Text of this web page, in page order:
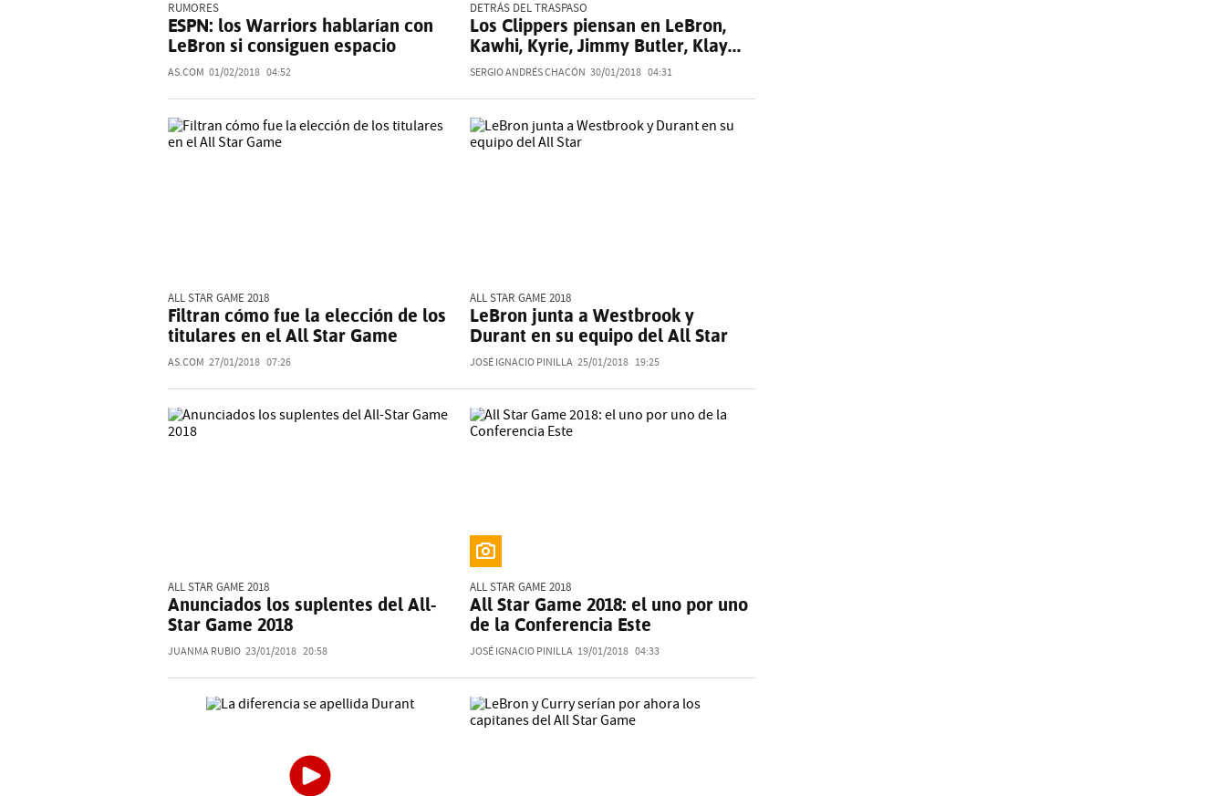
RUMORES
ESPN: los Warriors hablarían con
LeBron si consiguen espacio
AS.COM 01/02/2018 04:52
DETRÁS DEL TRASPASO
Los Clippers piensan en LeBron,
Kawhi, Kyrie, Jimmy Butler, Klay...
SERGIO ANDRÉS CHACÓN 30/01/2018 04:31
ALL STAR GAME 2018
Filtran cómo fue la elección de los
titulares en el All Star Game
AS.COM 27/01/2018 07:26
ALL STAR GAME 2018
LeBron junta a Westbrook y
Durant en su equipo del All Star
JOSÉ IGNACIO PINILLA 25/01/2018 19:25
ALL STAR GAME 2018
Anunciados los suplentes del All-
Star Game 2018
JUANMA RUBIO 23/01/2018 20:58
ALL STAR GAME 2018
All Star Game 2018: el uno por uno
de la Conferencia Este
JOSÉ IGNACIO PINILLA 19/01/2018 04:33